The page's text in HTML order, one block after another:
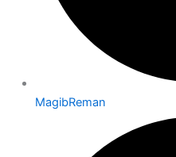
MagibReman